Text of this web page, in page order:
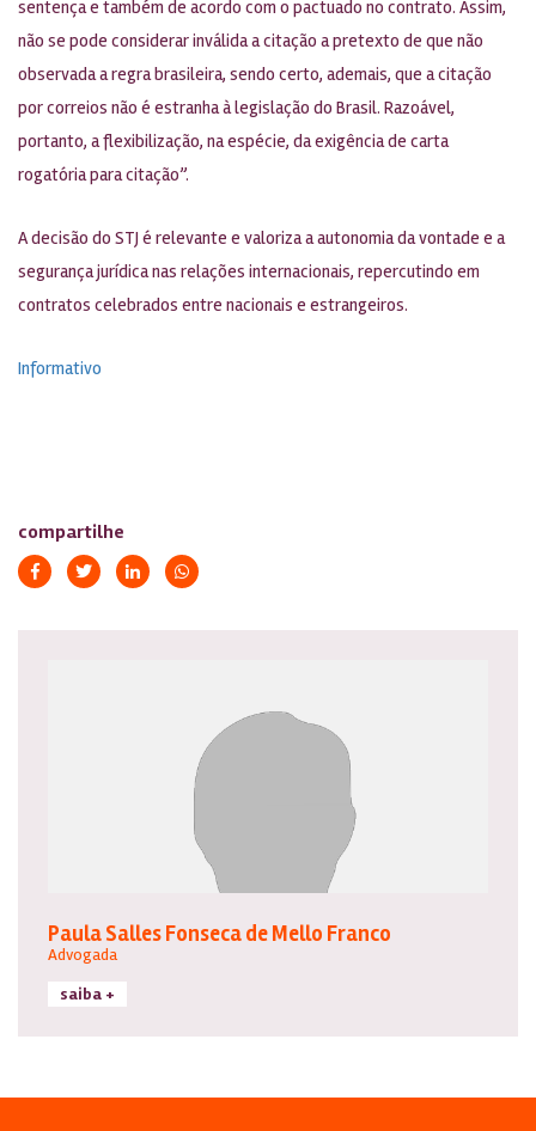
sentença e também de acordo com o pactuado no contrato. Assim,
não se pode considerar inválida a citação a pretexto de que não
observada a regra brasileira, sendo certo, ademais, que a citação
por correios não é estranha à legislação do Brasil. Razoável,
portanto, a flexibilização, na espécie, da exigência de carta
rogatória para citação”.
A decisão do STJ é relevante e valoriza a autonomia da vontade e a
segurança jurídica nas relações internacionais, repercutindo em
contratos celebrados entre nacionais e estrangeiros.
Informativo
compartilhe
Paula Salles Fonseca de Mello Franco
Advogada
saiba +